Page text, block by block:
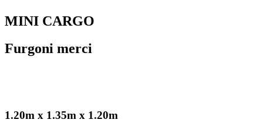
MINI CARGO
Furgoni merci
1.20m x 1.35m x 1.20m